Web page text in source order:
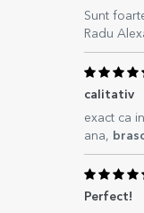
Sunt
Radu
calitativ
exact ca
ana,
Perfect!